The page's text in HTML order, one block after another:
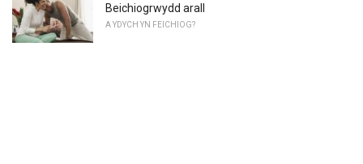
Beichiogrwydd arall
A YDYCH YN FEICHIOG?